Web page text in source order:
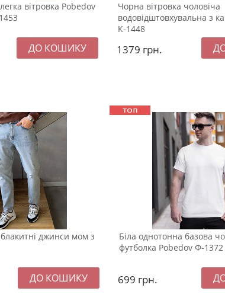
вітровка Pobedov
Чорна вітровка чоловіча
водовідштовхувальна з
К-1448
1379 грн.
блакитні джинси мом з
Біла однотонна базова
футболка Pobedov Ф-1372
699 грн.